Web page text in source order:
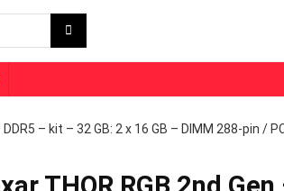
DDR5 – kit – 32 GB: 2 x 16 GB – DIMM 288-pin /